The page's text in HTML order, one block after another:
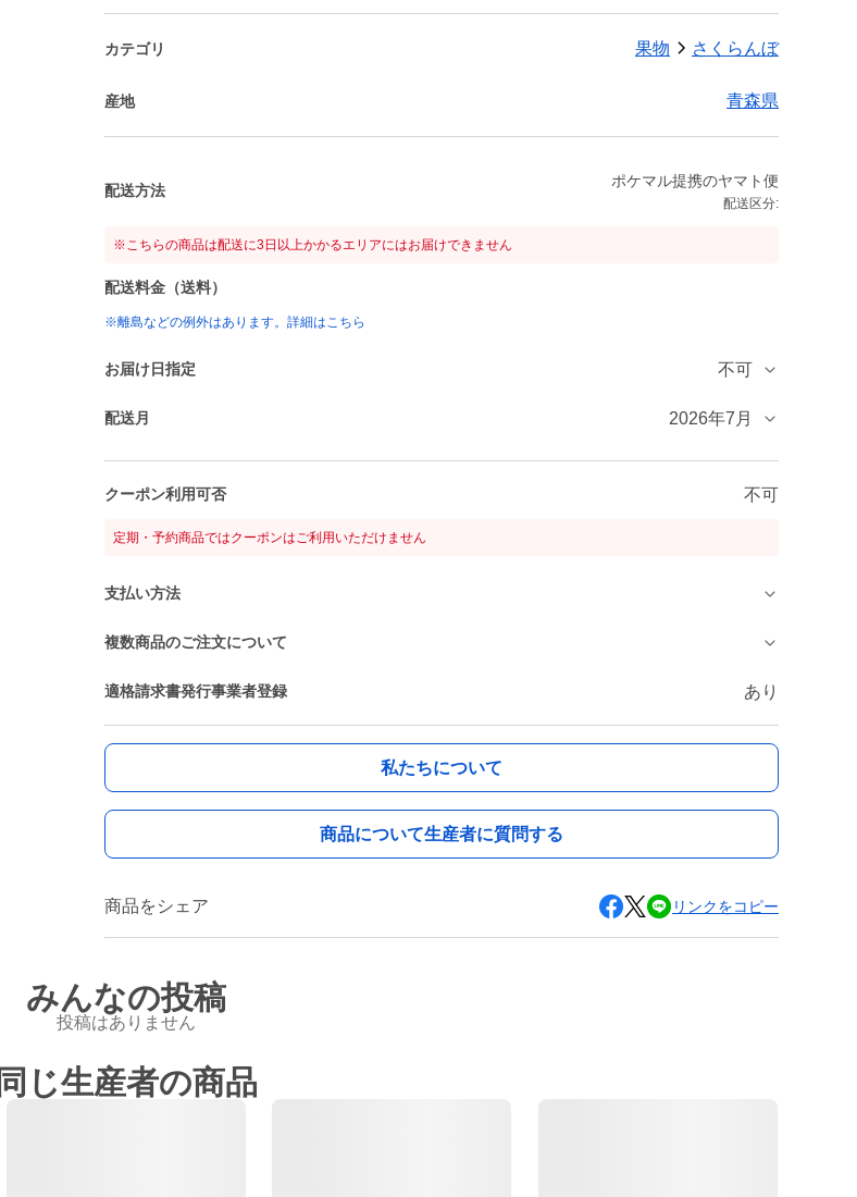
カテゴリ 果物 さくらんぼ
産地 青森県
配送方法
ポケマル提携のヤマト便
配送区分:
※こちらの商品は配送に3日以上かかるエリアにはお届けできません
配送料金（送料）
※離島などの例外はあります。詳細はこちら
お届け日指定 不可
配送月 2026年7月
クーポン利用可否 不可
定期・予約商品ではクーポンはご利用いただけません
支払い方法
複数商品のご注文について
適格請求書発行事業者登録 あり
私たちについて
商品について生産者に質問する
商品をシェア リンクをコピー
みんなの投稿
投稿はありません
同じ生産者の商品